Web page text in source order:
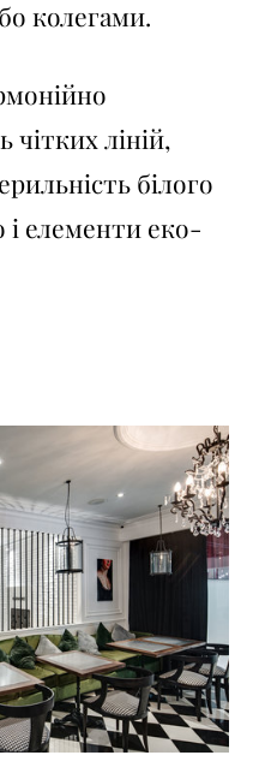
колегами.
чітких ліній,
білого
і елементи еко-